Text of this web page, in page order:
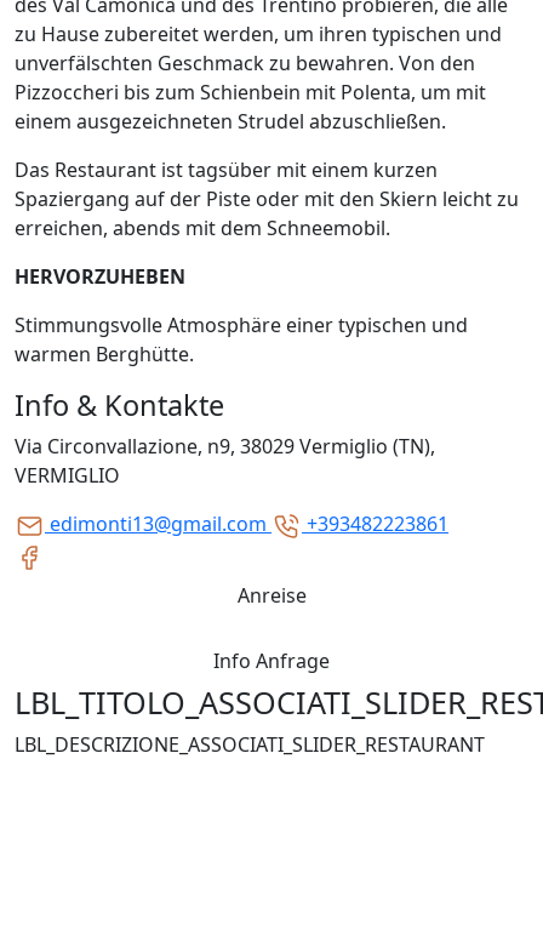
Info & Kontakte
Via Circonvallazione, n9, 38029 Vermiglio (TN),
VERMIGLIO
edimonti13@gmail.com
+393482223861
Anreise
Info Anfrage
zu Hause zubereitet werden, um ihren typischen und
unverfälschten Geschmack zu bewahren. Von den
Pizzoccheri bis zum Schienbein mit Polenta, um mit
einem ausgezeichneten Strudel abzuschließen.
Das Restaurant ist tagsüber mit einem kurzen
Spaziergang auf der Piste oder mit den Skiern leicht zu
erreichen, abends mit dem Schneemobil.
HERVORZUHEBEN
Stimmungsvolle Atmosphäre einer typischen und
warmen Berghütte.
LBL_DESCRIZIONE_ASSOCIATI_SLIDER_RESTAURANT